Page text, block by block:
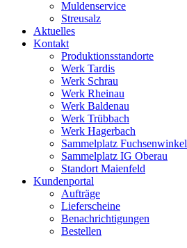
Muldenservice
Streusalz
Aktuelles
Kontakt
Produktionsstandorte
Werk Tardis
Werk Schrau
Werk Rheinau
Werk Baldenau
Werk Trübbach
Werk Hagerbach
Sammelplatz Fuchsenwinkel
Sammelplatz IG Oberau
Standort Maienfeld
Kundenportal
Aufträge
Lieferscheine
Benachrichtigungen
Bestellen